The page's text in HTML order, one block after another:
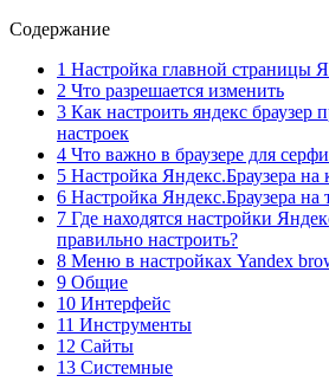
Содержание
1 Настройка главной страницы
2 Что разрешается изменить
3 Как настроить яндекс
настроек
4 Что важно в браузере для
5 Настройка Яндекс.Браузера на
6 Настройка Яндекс.Браузера на
7 Где находятся настройки
правильно настроить?
8 Меню в настройках Yandex
9 Общие
10 Интерфейс
11 Инструменты
12 Сайты
13 Системные